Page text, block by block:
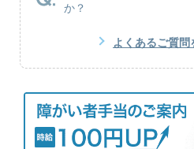
か？
よくあるご質問